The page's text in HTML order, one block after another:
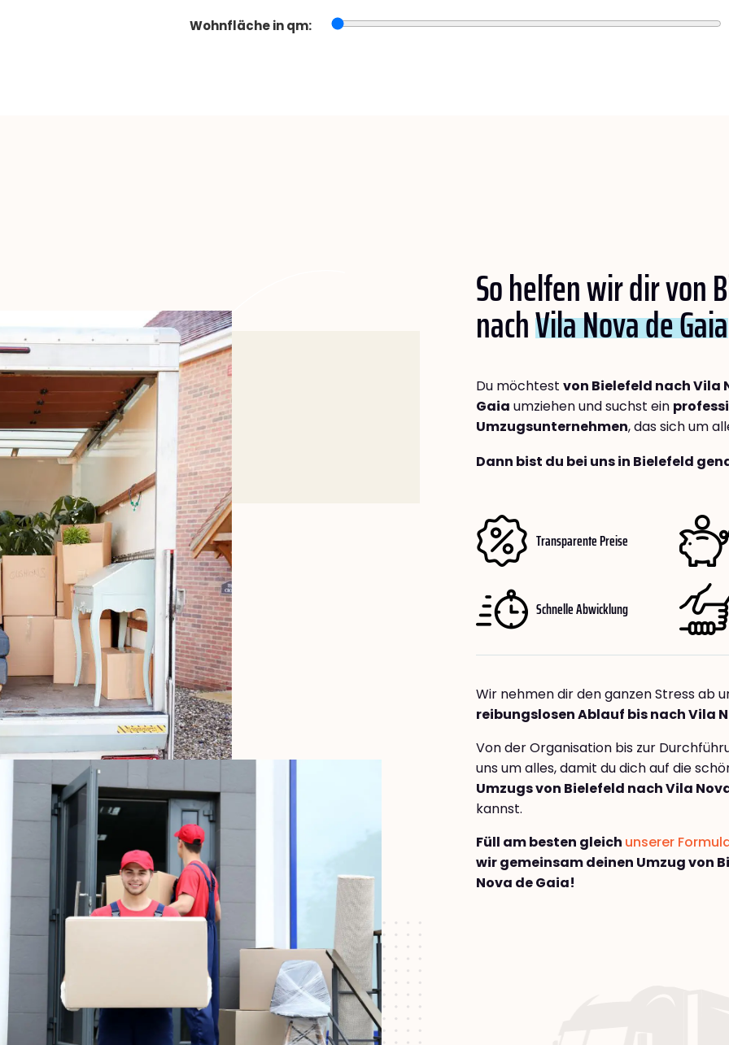
Wohnfläche in qm:
So helfen wir dir von
nachVila Nova de Gaia
Du möchtest von Bielefeld nach Vila
Gaia umziehen und suchst ein
Umzugsunternehmen, das sich um
Dann bist du bei uns in Bielefeld
Transparente Preise
Schnelle Abwicklung
Wir nehmen dir den ganzen Stress ab
reibungslosen Ablauf bis nach Vila
Von der Organisation bis zur
uns um alles, damit du dich auf die
Umzugs von Bielefeld nach Vila
kannst.
Füll am besten gleich unserer
wir gemeinsam deinen Umzug von
Nova de Gaia!